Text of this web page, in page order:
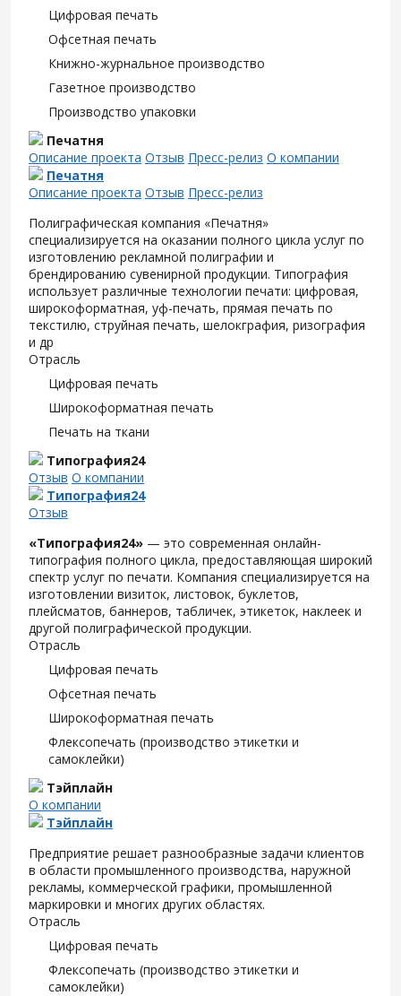
Цифровая печать
Офсетная печать
Книжно-журнальное производство
Газетное производство
Производство упаковки
Печатня
Описание проекта Отзыв Пресс-релиз О компании
Печатня
Описание проекта Отзыв Пресс-релиз
Полиграфическая компания «Печатня»
специализируется на оказании полного цикла услуг по
изготовлению рекламной полиграфии и
брендированию сувенирной продукции. Типография
использует различные технологии печати: цифровая,
широкоформатная, уф-печать, прямая печать по
текстилю, струйная печать, шелокграфия, ризография
и др
Отрасль
Цифровая печать
Широкоформатная печать
Печать на ткани
Типография24
Отзыв О компании
Типография24
Отзыв
«Типография24» — это современная онлайн-
типография полного цикла, предоставляющая широкий
спектр услуг по печати. Компания специализируется на
изготовлении визиток, листовок, буклетов,
плейсматов, баннеров, табличек, этикеток, наклеек и
другой полиграфической продукции.
Отрасль
Цифровая печать
Офсетная печать
Широкоформатная печать
Флексопечать (производство этикетки и
самоклейки)
Тэйплайн
О компании
Тэйплайн
Предприятие решает разнообразные задачи клиентов
в области промышленного производства, наружной
рекламы, коммерческой графики, промышленной
маркировки и многих других областях.
Отрасль
Цифровая печать
Флексопечать (производство этикетки и
самоклейки)